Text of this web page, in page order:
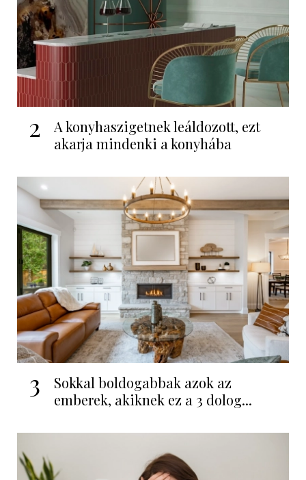
2
A konyhaszigetnek leáldozott, ezt
akarja mindenki a konyhába
3
Sokkal boldogabbak azok az
emberek, akiknek ez a 3 dolog...